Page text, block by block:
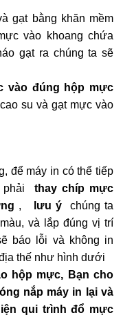
gạt bằng khăn mềm
vào khoang chứa
gạt ra chúng ta sẽ
vào đúng hộp mực
su và gạt mực vào
để máy in có thể tiếp
phảithay chíp mực
, lưu ý
chúng ta
và lắp đúng vị trí
báo lỗi và không in
thế như hình dưới
hộp mực, Bạn cho
nắp máy in lại và
qui trình đổ mực